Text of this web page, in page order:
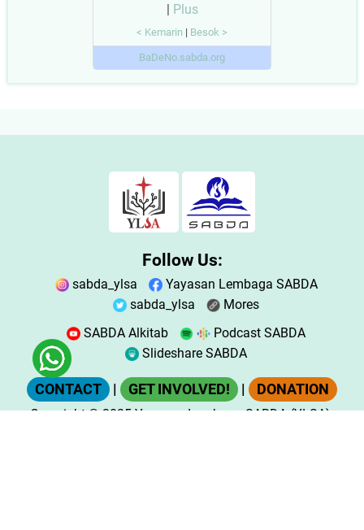
| Plus
< Kemarin | Besok >
BaDeNo.sabda.org
Follow Us:
sabda_ylsa
Yayasan Lembaga SABDA
sabda_ylsa
Mores
SABDA Alkitab
Podcast SABDA
Slideshare SABDA
CONTACT | GET INVOLVED! | DONATION
Copyright© 2025Yayasan Lembaga SABDA (YLSA).